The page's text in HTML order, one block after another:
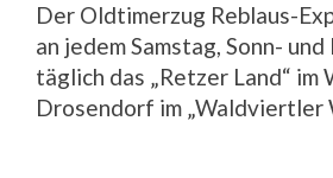
Der Oldtimerzug Reblaus-
an jedem Samstag, Sonn-
täglich das „Retzer Land“
Drosendorf im „Waldviertler